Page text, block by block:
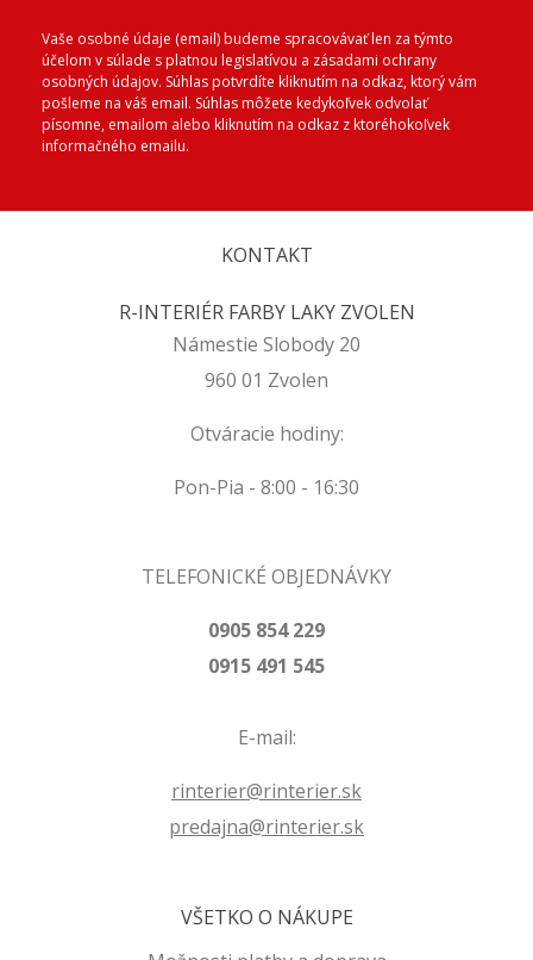
Vaše osobné údaje (email) budeme spracovávať len za týmto
účelom v súlade s platnou legislatívou a zásadami ochrany
osobných údajov. Súhlas potvrdíte kliknutím na odkaz, ktorý vám
pošleme na váš email. Súhlas môžete kedykoľvek odvolať
písomne, emailom alebo kliknutím na odkaz z ktoréhokoľvek
informačného emailu.
KONTAKT
R-INTERIÉR FARBY LAKY ZVOLEN
Námestie Slobody 20
960 01 Zvolen
Otváracie hodiny:
Pon-Pia - 8:00 - 16:30
TELEFONICKÉ OBJEDNÁVKY
0905 854 229
0915 491 545
E-mail:
rinterier@rinterier.sk
predajna@rinterier.sk
VŠETKO O NÁKUPE